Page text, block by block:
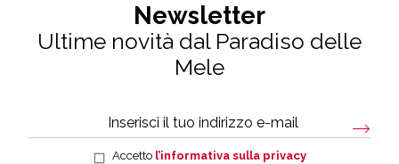
Newsletter
Ultime novità dal Paradiso delle
Mele
Accetto l’informativa sulla privacy